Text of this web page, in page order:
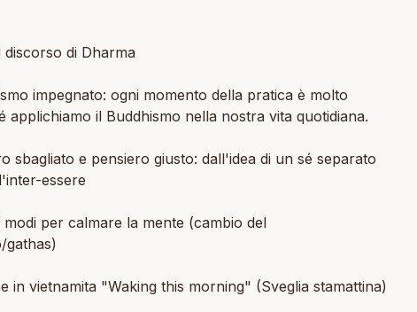
di Dharma
impegnato: ogni momento della pratica è molto
applichiamo il Buddhismo nella nostra vita quotidiana.
sbagliato e pensiero giusto: dall'idea di un sé separato
essere
per calmare la mente (cambio del
gathas)
in vietnamita "Waking this morning" (Sveglia stamattina)